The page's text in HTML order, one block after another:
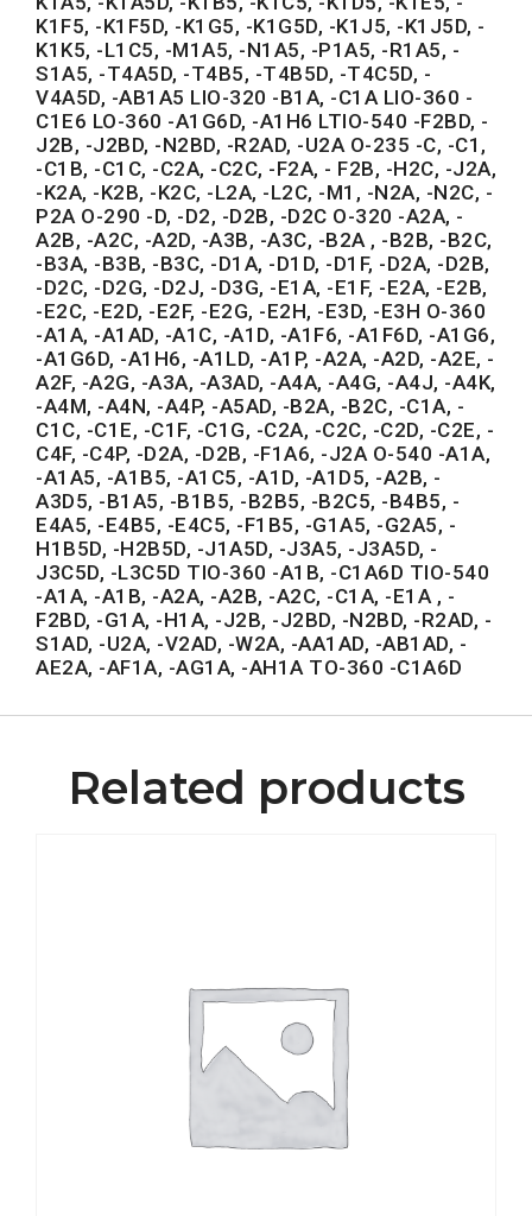
K1F5, -K1F5D, -K1G5, -K1G5D, -K1J5, -K1J5D, -
K1K5, -L1C5, -M1A5, -N1A5, -P1A5, -R1A5, -
S1A5, -T4A5D, -T4B5, -T4B5D, -T4C5D, -
V4A5D, -AB1A5 LIO-320 -B1A, -C1A LIO-360 -
C1E6 LO-360 -A1G6D, -A1H6 LTIO-540 -F2BD, -
J2B, -J2BD, -N2BD, -R2AD, -U2A O-235 -C, -C1,
-C1B, -C1C, -C2A, -C2C, -F2A, - F2B, -H2C, -J2A,
-K2A, -K2B, -K2C, -L2A, -L2C, -M1, -N2A, -N2C, -
P2A O-290 -D, -D2, -D2B, -D2C O-320 -A2A, -
A2B, -A2C, -A2D, -A3B, -A3C, -B2A , -B2B, -B2C,
-B3A, -B3B, -B3C, -D1A, -D1D, -D1F, -D2A, -D2B,
-D2C, -D2G, -D2J, -D3G, -E1A, -E1F, -E2A, -E2B,
-E2C, -E2D, -E2F, -E2G, -E2H, -E3D, -E3H O-360
-A1A, -A1AD, -A1C, -A1D, -A1F6, -A1F6D, -A1G6,
-A1G6D, -A1H6, -A1LD, -A1P, -A2A, -A2D, -A2E, -
A2F, -A2G, -A3A, -A3AD, -A4A, -A4G, -A4J, -A4K,
-A4M, -A4N, -A4P, -A5AD, -B2A, -B2C, -C1A, -
C1C, -C1E, -C1F, -C1G, -C2A, -C2C, -C2D, -C2E, -
C4F, -C4P, -D2A, -D2B, -F1A6, -J2A O-540 -A1A,
-A1A5, -A1B5, -A1C5, -A1D, -A1D5, -A2B, -
A3D5, -B1A5, -B1B5, -B2B5, -B2C5, -B4B5, -
E4A5, -E4B5, -E4C5, -F1B5, -G1A5, -G2A5, -
H1B5D, -H2B5D, -J1A5D, -J3A5, -J3A5D, -
J3C5D, -L3C5D TIO-360 -A1B, -C1A6D TIO-540
-A1A, -A1B, -A2A, -A2B, -A2C, -C1A, -E1A , -
F2BD, -G1A, -H1A, -J2B, -J2BD, -N2BD, -R2AD, -
S1AD, -U2A, -V2AD, -W2A, -AA1AD, -AB1AD, -
AE2A, -AF1A, -AG1A, -AH1A TO-360 -C1A6D
Related products